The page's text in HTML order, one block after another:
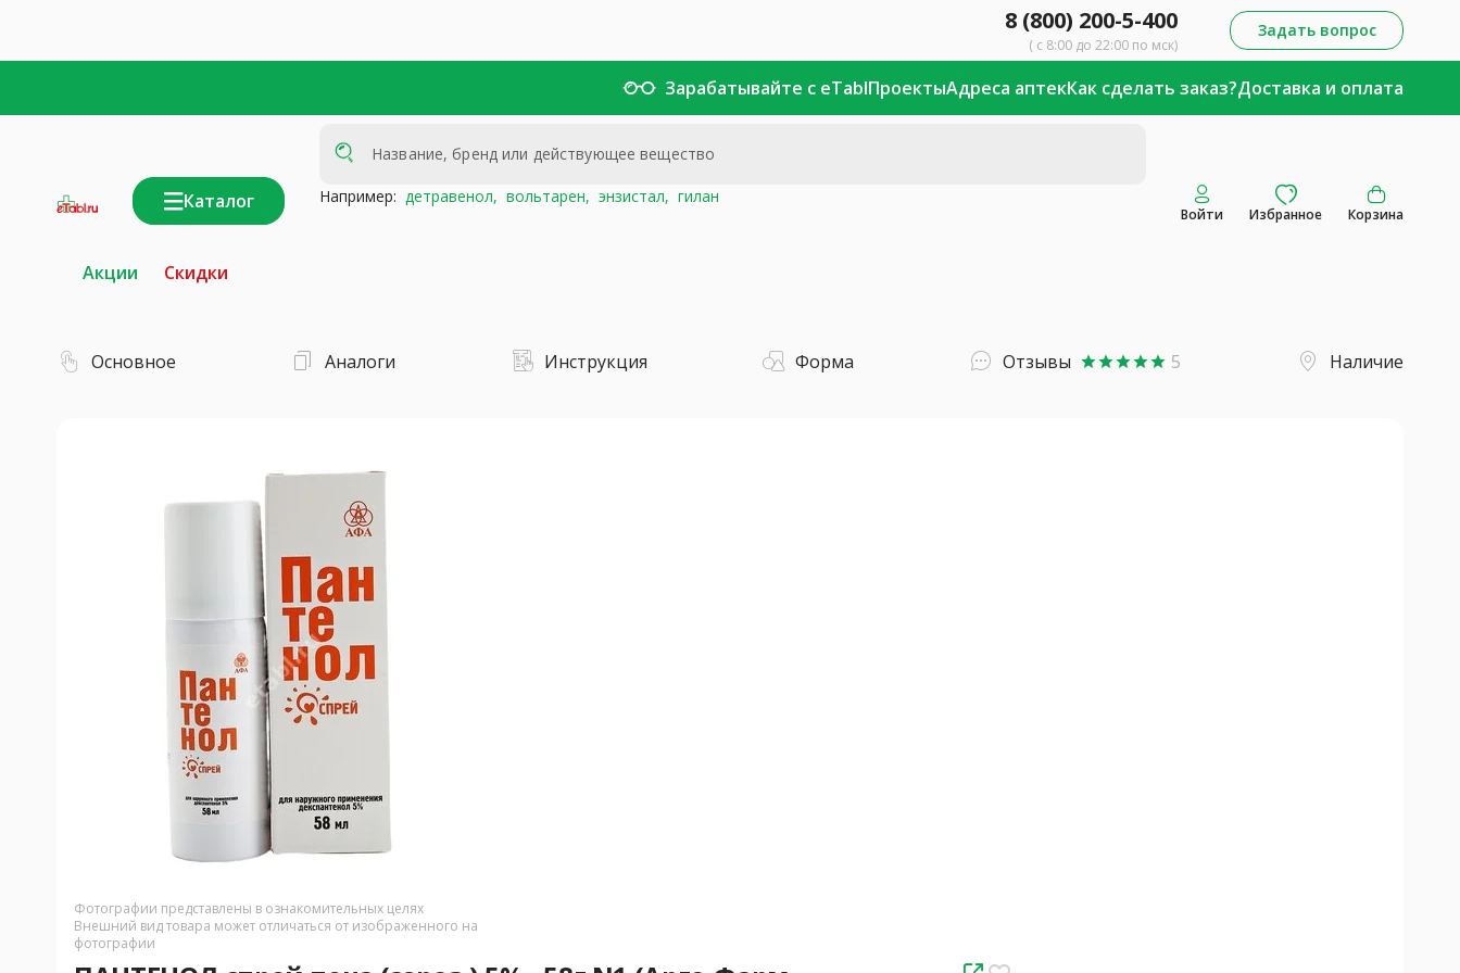
8 (800) 200-5-400
( с 8:00 до 22:00 по мск)
Задать вопрос
Зарабатывайте с eTablПроектыАдреса аптекКак сделать заказ?Доставка и оплата
Каталог Например: детравенол, вольтарен, энзистал, гилан
Войти Избранное Корзина
Акции Скидки
Основное Аналоги Инструкция Форма Отзывы starstarstarstarstar 5 Наличие
Фотографии представлены в ознакомительных целях
Внешний вид товара может отличаться от изображенного на
фотографии